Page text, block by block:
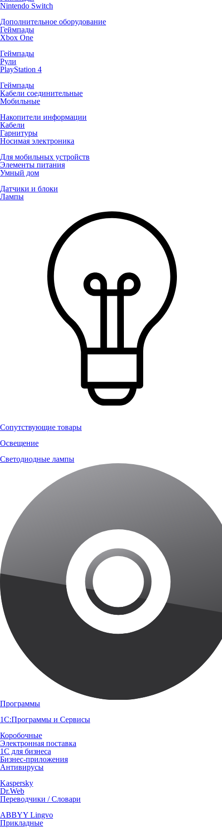
Nintendo Switch
Дополнительное оборудование
Геймпады
Xbox One
Геймпады
Рули
PlayStation 4
Геймпады
Кабели соединительные
Мобильные
Накопители информации
Кабели
Гарнитуры
Носимая электроника
Для мобильных устройств
Элементы питания
Умный дом
Датчики и блоки
Лампы
Сопутствующие товары
Освещение
Светодиодные лампы
Программы
1С:Программы и Сервисы
Коробочные
Электронная поставка
1С для бизнеса
Бизнес-приложения
Антивирусы
Kaspersky
Dr.Web
Переводчики / Словари
ABBYY Lingvo
Прикладные